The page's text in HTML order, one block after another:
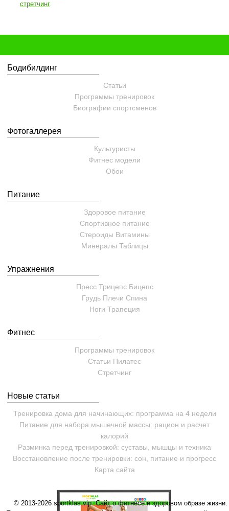
стретчинг
Бодибилдинг
Статьи
Программы тренировок
Биографии спортсменов
Фотогаллерея
Культуристы
Фитнес модели
Обои
Питание
Здоровое питание
Спортивное питание
Стероиды Витамины
Минералы Таблицы
Упражнения
Пресс Трицепс Бицепс
Грудь Плечи Спина
Ноги Трапеция
Фитнес
Программы тренировок
Статьи Пилатес
Cтретчинг
Новые статьи
Тренировка дома для начинающих: программа на 4 недели
Питание для набора мышечной массы: рацион и расчет
калорий
Разминка перед тренировкой: суставы, мышцы и техника
Восстановление после тренировки: сон, питание и прогресс
Карта сайта
© 2013-2026 sportklas.vip. Сайт о фитнесе и здоровом образе